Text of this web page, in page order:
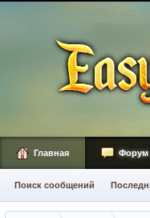
Главная Форум
Поиск сообщений